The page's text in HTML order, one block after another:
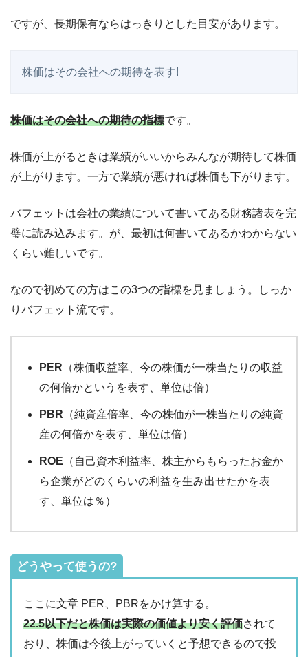
ですが、長期保有ならはっきりとした目安があります。
株価はその会社への期待を表す!
株価はその会社への期待の指標です。
株価が上がるときは業績がいいからみんなが期待して株価
が上がります。一方で業績が悪ければ株価も下がります。
バフェットは会社の業績について書いてある財務諸表を完
璧に読み込みます。が、最初は何書いてあるかわからない
くらい難しいです。
なので初めての方はこの3つの指標を見ましょう。しっか
りバフェット流です。
PER （株価収益率、今の株価が一株当たりの収益
の何倍かというを表す、単位は倍）
PBR （純資産倍率、今の株価が一株当たりの純資
産の何倍かを表す、単位は倍）
ROE （自己資本利益率、株主からもらったお金か
ら企業がどのくらいの利益を生み出せたかを表
す、単位は％）
どうやって使うの?
ここに文章 PER、PBRをかけ算する。
22.5以下だと株価は実際の価値より安く評価されて
おり、株価は今後上がっていくと予想できるので投